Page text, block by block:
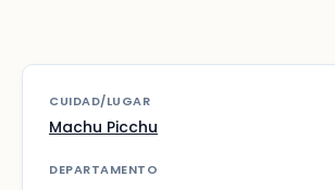
CUIDAD/LUGAR
Machu Picchu
DEPARTAMENTO